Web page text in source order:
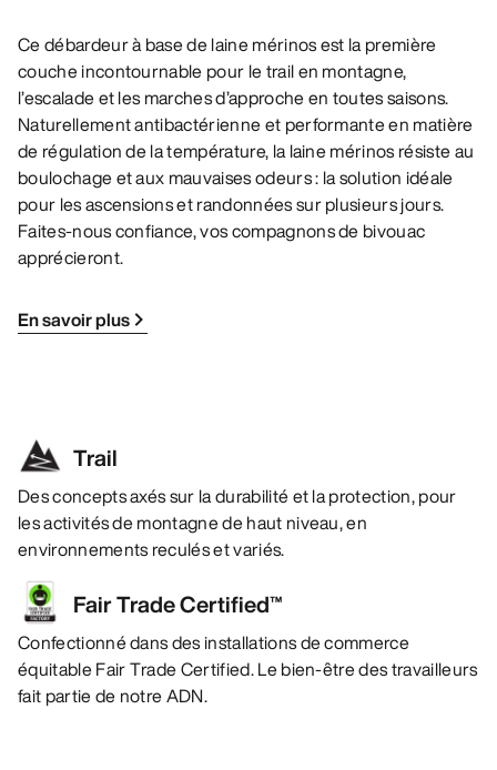
Ce débardeur à base de laine mérinos est la première
couche incontournable pour le trail en montagne,
l’escalade et les marches d’approche en toutes saisons.
Naturellement antibactérienne et performante en matière
de régulation de la température, la laine mérinos résiste au
boulochage et aux mauvaises odeurs : la solution idéale
pour les ascensions et randonnées sur plusieurs jours.
Faites-nous confiance, vos compagnons de bivouac
apprécieront.
En savoir plus
Trail
Des concepts axés sur la durabilité et la protection, pour
les activités de montagne de haut niveau, en
environnements reculés et variés.
Fair Trade Certified™
Confectionné dans des installations de commerce
équitable Fair Trade Certified. Le bien-être des travailleurs
fait partie de notre ADN.